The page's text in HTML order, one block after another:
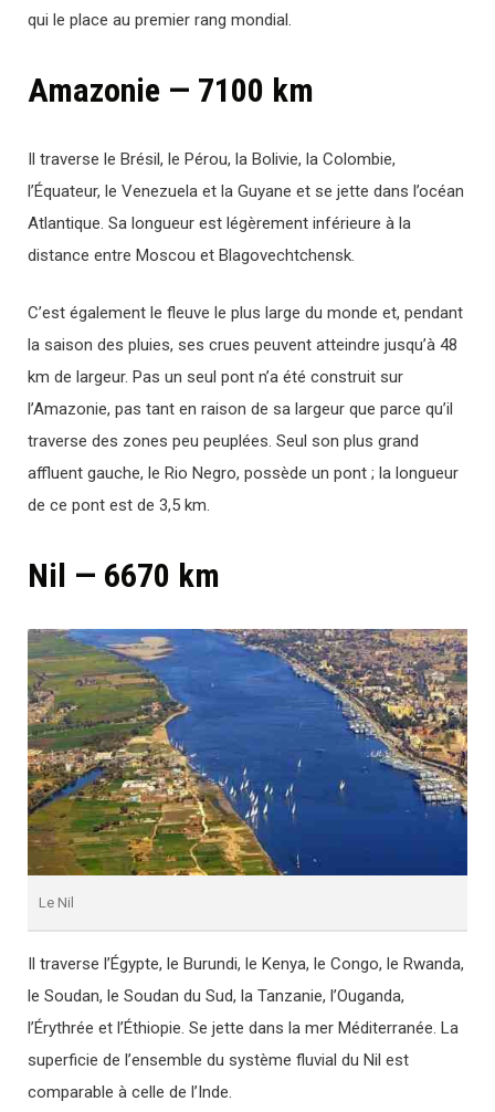
qui le place au premier rang mondial.
Amazonie — 7100 km
Il traverse le Brésil, le Pérou, la Bolivie, la Colombie,
l’Équateur, le Venezuela et la Guyane et se jette dans l’océan
Atlantique. Sa longueur est légèrement inférieure à la
distance entre Moscou et Blagovechtchensk.
C’est également le fleuve le plus large du monde et, pendant
la saison des pluies, ses crues peuvent atteindre jusqu’à 48
km de largeur. Pas un seul pont n’a été construit sur
l’Amazonie, pas tant en raison de sa largeur que parce qu’il
traverse des zones peu peuplées. Seul son plus grand
affluent gauche, le Rio Negro, possède un pont ; la longueur
de ce pont est de 3,5 km.
Nil — 6670 km
Le Nil
Il traverse l’Égypte, le Burundi, le Kenya, le Congo, le Rwanda,
le Soudan, le Soudan du Sud, la Tanzanie, l’Ouganda,
l’Érythrée et l’Éthiopie. Se jette dans la mer Méditerranée. La
superficie de l’ensemble du système fluvial du Nil est
comparable à celle de l’Inde.